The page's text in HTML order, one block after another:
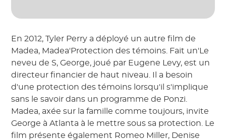
En 2012, Tyler Perry a déployé un autre film de
Madea, Madea'Protection des témoins. Fait un'Le
neveu de S, George, joué par Eugene Levy, est un
directeur financier de haut niveau. Il a besoin
d'une protection des témoins lorsqu'il s'implique
sans le savoir dans un programme de Ponzi.
Madea, axée sur la famille comme toujours, invite
George à Atlanta à le mettre sous sa protection. Le
film présente également Romeo Miller, Denise